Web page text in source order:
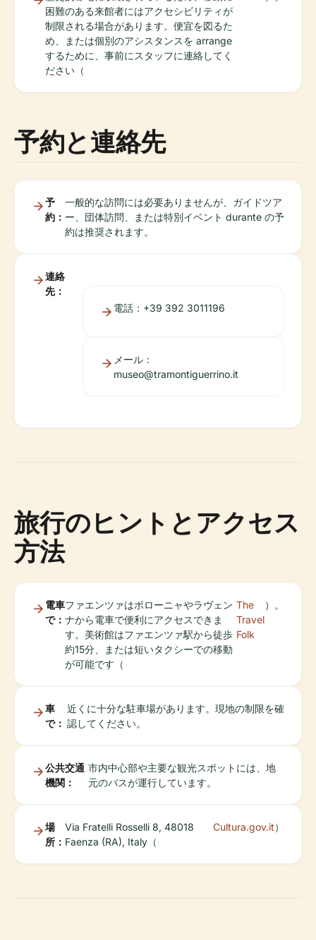
困難のある来館者にはアクセシビリティが
制限される場合があります。便宜を図るた
め、または個別のアシスタンスを arrange
するために、事前にスタッフに連絡してく
ださい（
予約と連絡先
予
約：
一般的な訪問には必要ありませんが、ガイドツア
ー、団体訪問、または特別イベント durante の予
約は推奨されます。
連絡
先：
電話：+39 392 3011196
メール：
museo@tramontiguerrino.it
旅行のヒントとアクセス
方法
電車
で：
ファエンツァはボローニャやラヴェン
ナから電車で便利にアクセスできま
す。美術館はファエンツァ駅から徒歩
約15分、または短いタクシーでの移動
が可能です（
The
Travel
Folk
）。
車
で：
近くに十分な駐車場があります。現地の制限を確
認してください。
公共交通
機関：
市内中心部や主要な観光スポットには、地
元のバスが運行しています。
場
所：
Via Fratelli Rosselli 8, 48018
Faenza (RA), Italy（
Cultura.gov.it）